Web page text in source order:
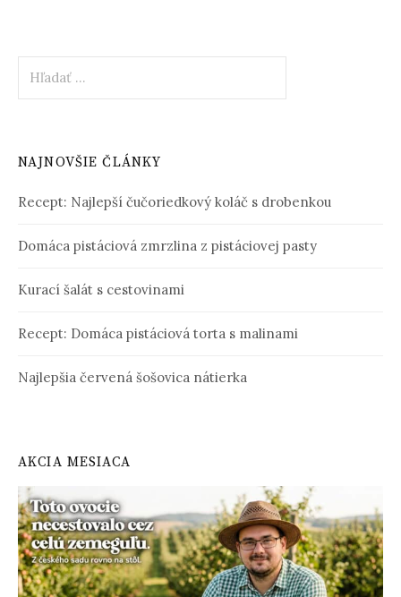
NAJNOVŠIE ČLÁNKY
Recept: Najlepší čučoriedkový koláč s drobenkou
Domáca pistáciová zmrzlina z pistáciovej pasty
Kurací šalát s cestovinami
Recept: Domáca pistáciová torta s malinami
Najlepšia červená šošovica nátierka
AKCIA MESIACA